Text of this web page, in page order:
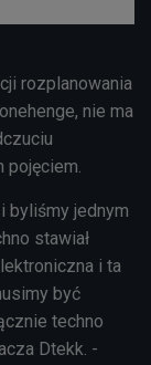
rozplanowania
nie ma
pojęciem.
byliśmy jednym
stawiał
i ta
być
techno
Dtekk. -